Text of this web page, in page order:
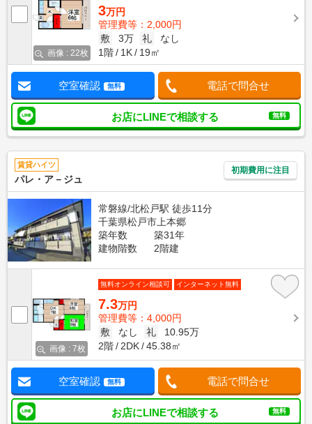
画像 : 22枚
3万円
管理費等：2,000円
敷
3万 礼
なし
1階
1K 19㎡
空室確認 無料 電話で問合せ
お店にLINEで相談する 無料
賃貸ハイツ
パレ・ア－ジュ
初期費用に注目
常磐線/北松戸駅 徒歩11分
千葉県松戸市上本郷
築年数
築31年
建物階数
2階建
画像 : 7枚
無料オンライン相談可 インターネット無料
7.3万円
管理費等：4,000円
敷
なし 礼
10.95万
2階
2DK 45.38㎡
空室確認 無料 電話で問合せ
お店にLINEで相談する 無料